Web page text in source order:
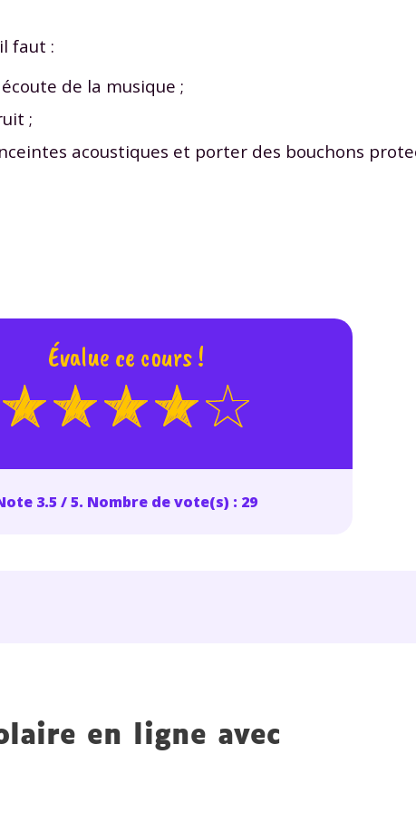
faut :
de la musique ;
;
acoustiques et porter des bouchons
Évalue ce cours !
3.5 / 5. Nombre de vote(s) : 29
en ligne avec